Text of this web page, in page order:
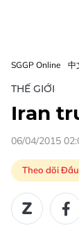
SGGP Online 中
THẾ GIỚI
Iran
06/04/2015
Theo dõi